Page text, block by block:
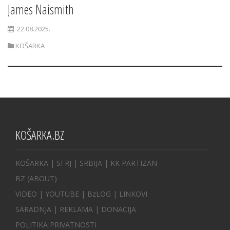
James Naismith
22.08.2025.
KOŠARKA
KOŠARKA.BZ
KOŠARKA | SFRJ | SRBIJA | KK PARTIZAN
BZ (ABOUT)
VIDEO | YOUTUBE | BzLOG | LINKOVI
SARADNJA | REKLAMA | DONACIJA
POLITIKA PRIVATNOSTI